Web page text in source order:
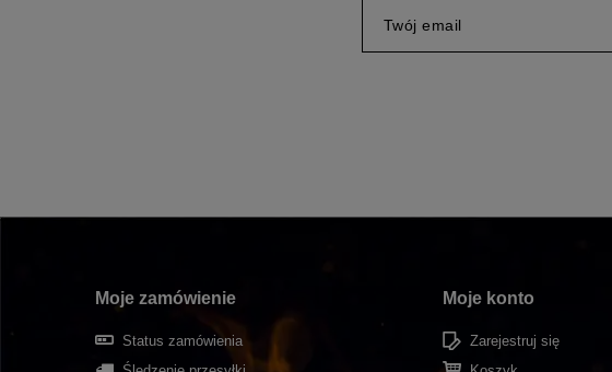
Twój email
Moje zamówienie
Status zamówienia
Moje konto
Zarejestruj się